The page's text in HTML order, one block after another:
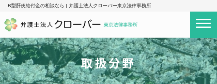
B型肝炎給付金の相談なら | 弁護士法人クローバー東京法律事務所
取扱分野